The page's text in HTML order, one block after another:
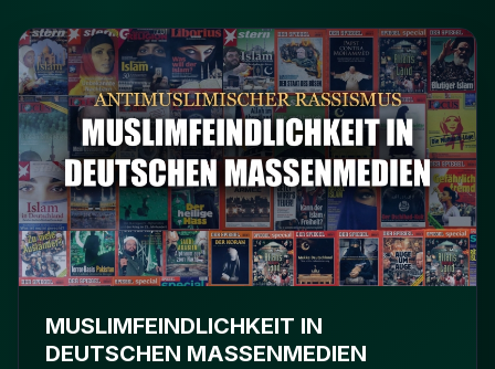
MUSLIMFEINDLICHKEIT IN
DEUTSCHEN MASSENMEDIEN